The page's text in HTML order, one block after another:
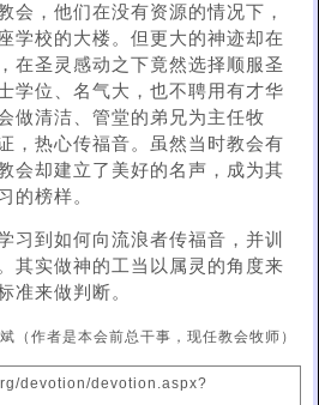
会，他们在没有资源的情况下，
学校的大楼。但更大的神迹却在
在圣灵感动之下竟然选择顺服圣
学位、名气大，也不聘用有才华
做清洁、管堂的弟兄为主任牧
，热心传福音。虽然当时教会有
会却建立了美好的名声，成为其
的榜样。
习到如何向流浪者传福音，并训
其实做神的工当以属灵的角度来
准来做判断。
（作者是本会前总干事，现任教会牧师）
devotion/devotion.aspx?